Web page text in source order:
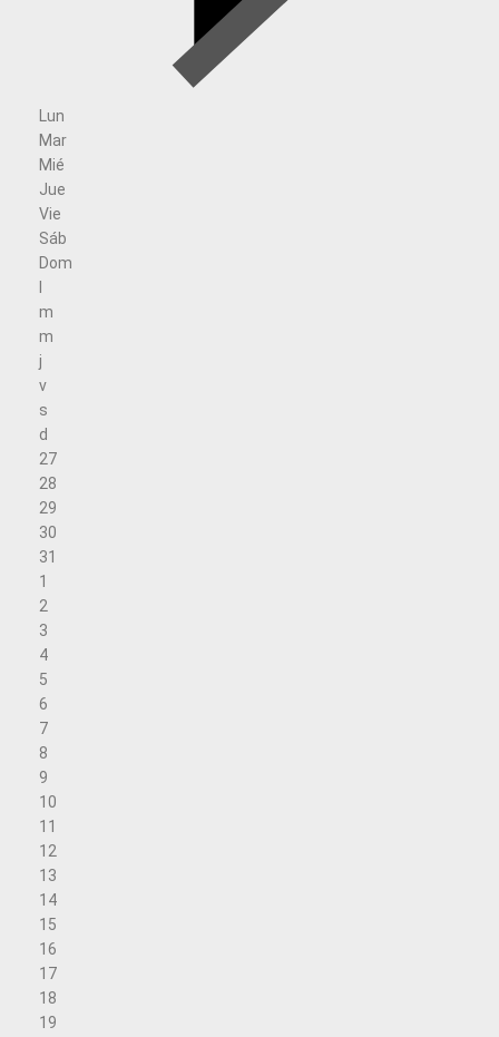
Lun
Mar
Mié
Jue
Vie
Sáb
Dom
m
m
j
v
s
d
27
28
29
30
31
1
2
3
4
5
6
7
8
9
10
11
12
13
14
15
16
17
18
19